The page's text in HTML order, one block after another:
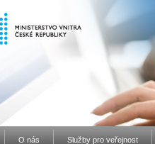
O nás Služby pro veřejnost